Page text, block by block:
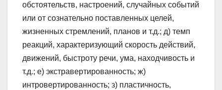
обстоятельств, настроений, случайных событий
или от сознательно поставленных целей,
жизненных стремлений, планов и т.д.; д) темп
реакций, характеризующий скорость действий,
движений, быстроту речи, ума, находчивость и
т.д.; е) экстравертированность; ж)
интровертированность; з) пластичность,